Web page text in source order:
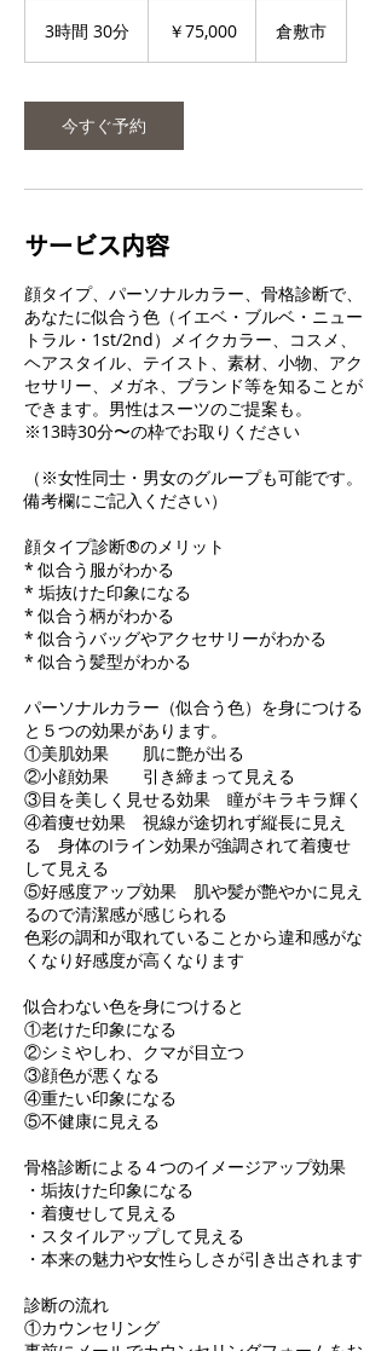
3時間 30分
3
0
分
￥75,000 倉敷市
今すぐ予約
サービス内容
顔タイプ、パーソナルカラー、骨格診断で、
あなたに似合う色（イエベ・ブルベ・ニュー
トラル・1st/2nd）メイクカラー、コスメ、
ヘアスタイル、テイスト、素材、小物、アク
セサリー、メガネ、ブランド等を知ることが
できます。男性はスーツのご提案も。
※13時30分〜の枠でお取りください
（※女性同士・男女のグループも可能です。
備考欄にご記入ください）
顔タイプ診断®のメリット
* 似合う服がわかる
* 垢抜けた印象になる
* 似合う柄がわかる
* 似合うバッグやアクセサリーがわかる
* 似合う髪型がわかる
パーソナルカラー（似合う色）を身につける
と５つの効果があります。
①美肌効果 肌に艶が出る
②小顔効果 引き締まって見える
③目を美しく見せる効果 瞳がキラキラ輝く
④着痩せ効果 視線が途切れず縦長に見え
る 身体のIライン効果が強調されて着痩せ
して見える
⑤好感度アップ効果 肌や髪が艶やかに見え
るので清潔感が感じられる
色彩の調和が取れていることから違和感がな
くなり好感度が高くなります
似合わない色を身につけると
①老けた印象になる
②シミやしわ、クマが目立つ
③顔色が悪くなる
④重たい印象になる
⑤不健康に見える
骨格診断による４つのイメージアップ効果
・垢抜けた印象になる
・着痩せして見える
・スタイルアップして見える
・本来の魅力や女性らしさが引き出されます
診断の流れ
①カウンセリング